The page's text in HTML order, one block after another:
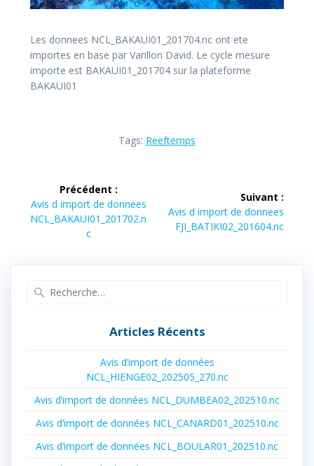
Les donnees NCL_BAKAUI01_201704.nc ont ete
importes en base par Varillon David. Le cycle mesure
importe est BAKAUI01_201704 sur la plateforme
BAKAUI01
Tags: Reeftemps
Navigation
de
l’article
Précédent :
Article
précédent :
Avis d import de donnees
NCL_BAKAUI01_201702.n
c
Suivant :
Article
suivant :
Avis d import de donnees
FJI_BATIKI02_201604.nc
Articles Récents
Avis d’import de données
NCL_HIENGE02_202505_270.nc
Avis d’import de données NCL_DUMBEA02_202510.nc
Avis d’import de données NCL_CANARD01_202510.nc
Avis d’import de données NCL_BOULAR01_202510.nc